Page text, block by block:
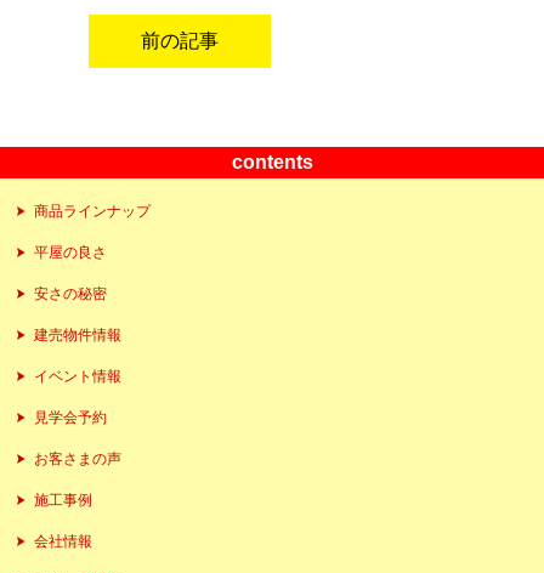
前の記事
contents
商品ラインナップ
平屋の良さ
安さの秘密
建売物件情報
イベント情報
見学会予約
お客さまの声
施工事例
会社情報